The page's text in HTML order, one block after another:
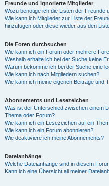
Freunde und ignorierte Mitglieder
Wozu benötige ich die Listen der Freunde
Wie kann ich Mitglieder zur Liste der
hinzufügen oder diese wieder aus den
Die Foren durchsuchen
Wie kann ich ein Forum oder mehrere
Weshalb erhalte ich bei der Suche keine
Warum bekomme ich bei der Suche eine
Wie kann ich nach Mitgliedern suchen?
Wie kann ich meine eigenen Beiträge und
Abonnements und Lesezeichen
Was ist der Unterschied zwischen einem
Thema oder Forum?
Wie kann ich ein Lesezeichen auf ein
Wie kann ich ein Forum abonnieren?
Wie deaktiviere ich meine Abonnements?
Dateianhänge
Welche Dateianhänge sind in diesem
Kann ich eine Übersicht all meiner